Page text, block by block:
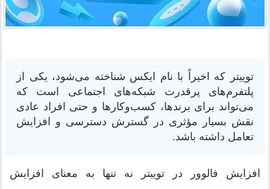
توییتر که اخیراً با نام ایکس شناخته می‌شود، یکی از
پلتفرم‌های پرقدرت شبکه‌های اجتماعی است که
می‌تواند برای برندها، کسب‌وکارها و حتی افراد عادی
نقش بسیار مؤثری در گسترش دسترسی و افزایش
تعامل داشته باشد.
افزایش فالوور در توییتر نه تنها به معنای افزایش